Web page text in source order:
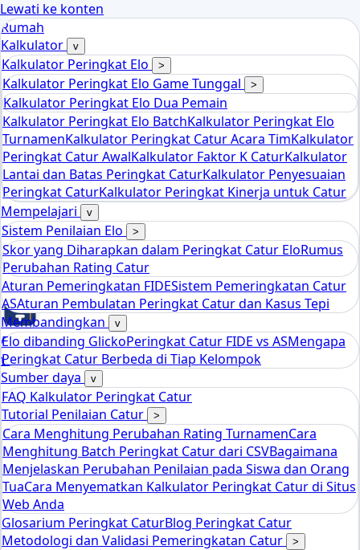
Lewati ke konten
Chess
tools
Kalkulator Peringkat Catur Elo
Rumah
Kalkulator
v
Kalkulator Peringkat Elo >
Kalkulator Peringkat Elo Game Tunggal >
Kalkulator Peringkat Elo Dua Pemain
Kalkulator Peringkat Elo BatchKalkulator Peringkat Elo
TurnamenKalkulator Peringkat Catur Acara TimKalkulator
Peringkat Catur AwalKalkulator Faktor K CaturKalkulator
Lantai dan Batas Peringkat CaturKalkulator Penyesuaian
Peringkat CaturKalkulator Peringkat Kinerja untuk Catur
Mempelajari
v
Sistem Penilaian Elo >
Skor yang Diharapkan dalam Peringkat Catur EloRumus
Perubahan Rating Catur
Aturan Pemeringkatan FIDESistem Pemeringkatan Catur
ASAturan Pembulatan Peringkat Catur dan Kasus Tepi
Membandingkan
v
Elo dibanding GlickoPeringkat Catur FIDE vs ASMengapa
Peringkat Catur Berbeda di Tiap Kelompok
Sumber daya
v
FAQ Kalkulator Peringkat Catur
Tutorial Penilaian Catur
>
Cara Menghitung Perubahan Rating TurnamenCara
Menghitung Batch Peringkat Catur dari CSVBagaimana
Menjelaskan Perubahan Penilaian pada Siswa dan Orang
TuaCara Menyematkan Kalkulator Peringkat Catur di Situs
Web Anda
Glosarium Peringkat CaturBlog Peringkat Catur
Metodologi dan Validasi Pemeringkatan Catur
>